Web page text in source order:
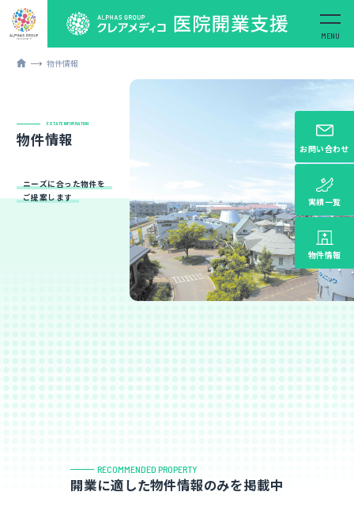
物件情報
ESTATE INFORMATION
物件情報
ニーズに合った物件を
ご提案します
RECOMMENDED PROPERTY
開業に適した物件情報のみを掲載中
お問い合わせ
実績一覧
物件情報